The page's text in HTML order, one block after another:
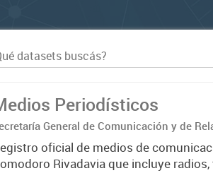
Periodísticos
General de Comunicación y de
oficial de medios de
Rivadavia que incluye